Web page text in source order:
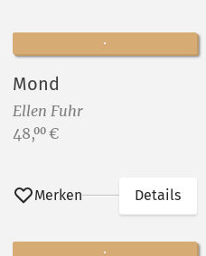
Mond
Ellen Fuhr
Preis:
48,00 €
Merken Details